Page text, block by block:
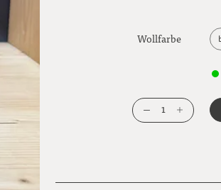
Wollfarbe
1